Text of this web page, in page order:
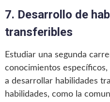
7. Desarrollo de
transferibles
Estudiar una segunda
conocimientos
a desarrollar habilidades
habilidades, como la